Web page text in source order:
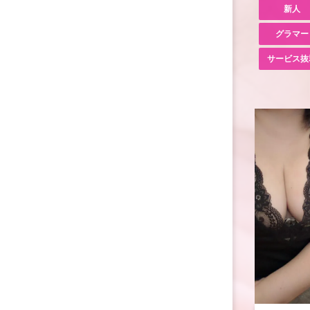
新人
グラマー
サービス